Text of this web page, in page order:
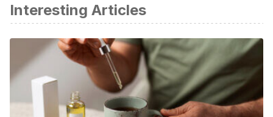
Interesting Articles